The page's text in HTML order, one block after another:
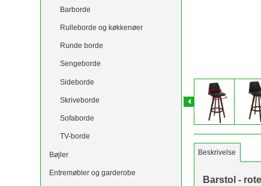
Barborde
Rulleborde og køkkenøer
Runde borde
Sengeborde
Sideborde
Skriveborde
Sofaborde
TV-borde
Bøjler
Entremøbler og garderobe
Beskrivelse
Barstol -